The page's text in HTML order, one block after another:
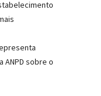
ANPD sobre o